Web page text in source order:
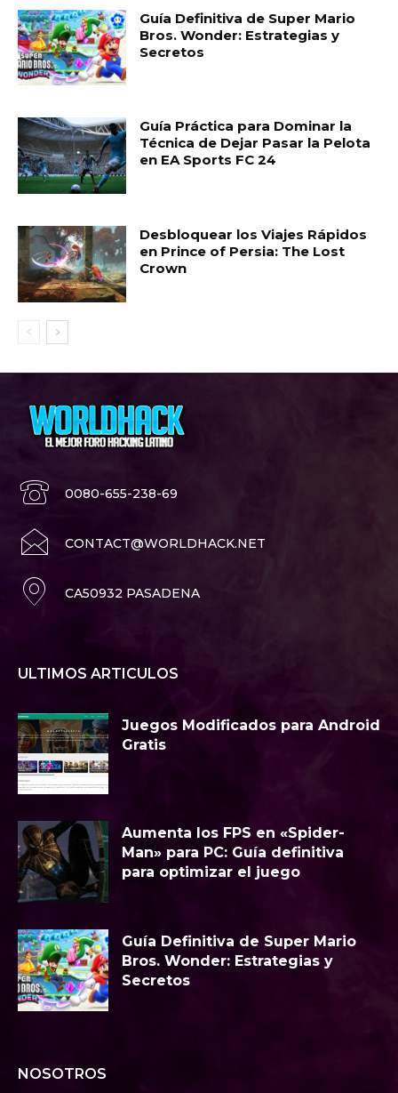
Guía Definitiva de Super Mario
Bros. Wonder: Estrategias y
Secretos
Guía Práctica para Dominar la
Técnica de Dejar Pasar la Pelota
en EA Sports FC 24
Desbloquear los Viajes Rápidos
en Prince of Persia: The Lost
Crown
0080-655-238-69
CONTACT@WORLDHACK.NET
CA50932 PASADENA
ULTIMOS ARTICULOS
Juegos Modificados para Android
Gratis
Aumenta los FPS en «Spider-
Man» para PC: Guía definitiva
para optimizar el juego
Guía Definitiva de Super Mario
Bros. Wonder: Estrategias y
Secretos
NOSOTROS